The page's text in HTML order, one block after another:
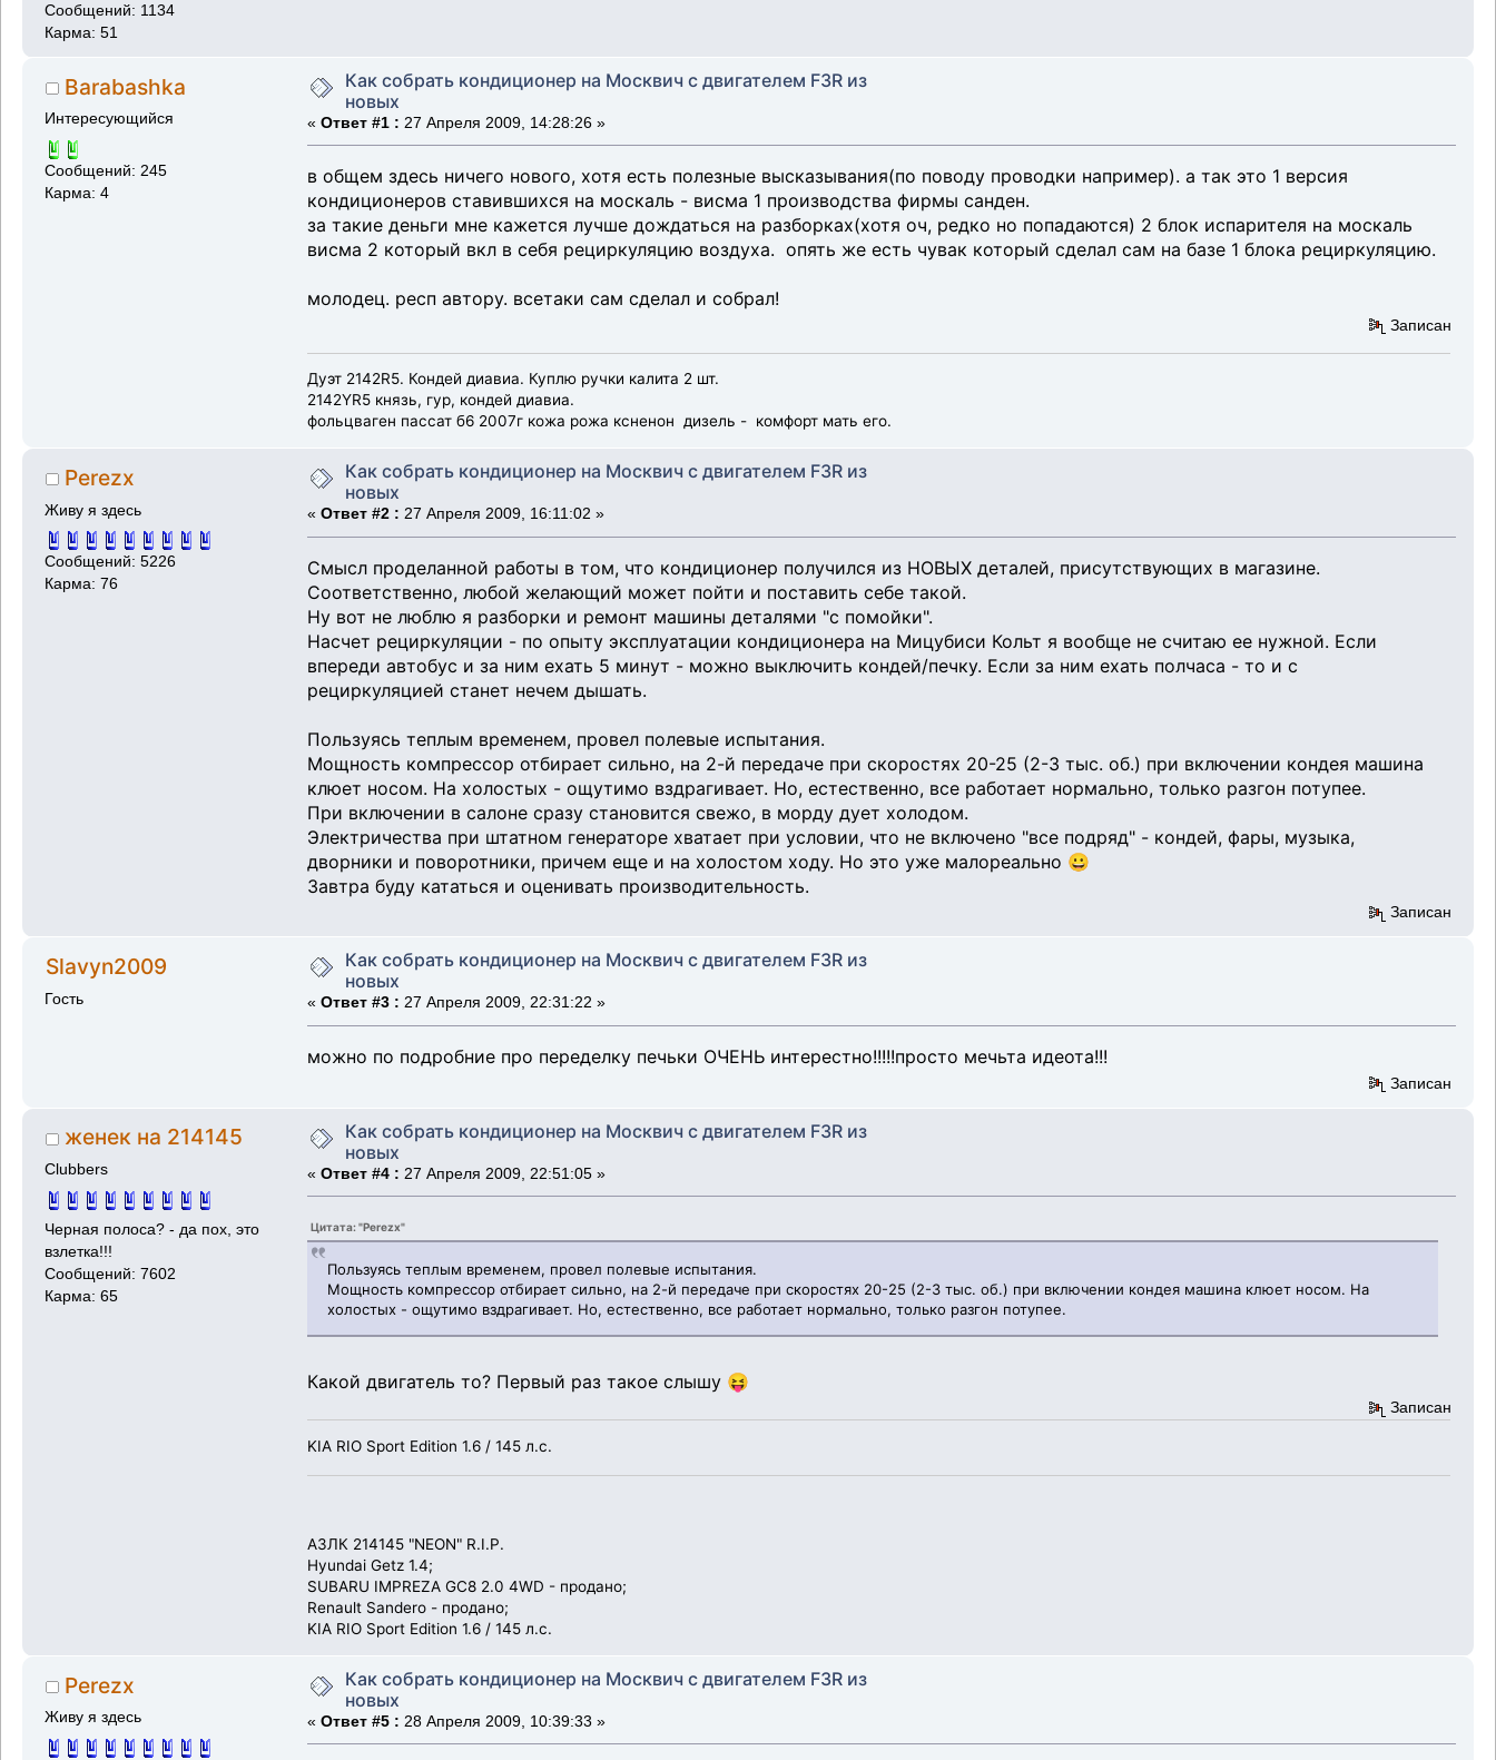
Сообщений: 1134
Карма: 51
Barabashka
Интересующийся
Сообщений: 245
Карма: 4
Как собрать кондиционер на Москвич с двигателем F3R из
новых
« Ответ #1 : 27 Апреля 2009, 14:28:26 »
в общем здесь ничего нового, хотя есть полезные высказывания(по поводу проводки например). а так это 1 версия
кондиционеров ставившихся на москаль - висма 1 производства фирмы санден.
за такие деньги мне кажется лучше дождаться на разборках(хотя оч, редко но попадаются) 2 блок испарителя на москаль
висма 2 который вкл в себя рециркуляцию воздуха. опять же есть чувак который сделал сам на базе 1 блока рециркуляцию.
молодец. респ автору. всетаки сам сделал и собрал!
Записан
Дуэт 2142R5. Кондей диавиа. Куплю ручки калита 2 шт.
2142YR5 князь, гур, кондей диавиа.
фольцваген пассат б6 2007г кожа рожа ксненон дизель - комфорт мать его.
Perezx
Живу я здесь
Сообщений: 5226
Карма: 76
Как собрать кондиционер на Москвич с двигателем F3R из
новых
« Ответ #2 : 27 Апреля 2009, 16:11:02 »
Смысл проделанной работы в том, что кондиционер получился из НОВЫХ деталей, присутствующих в магазине.
Соответственно, любой желающий может пойти и поставить себе такой.
Ну вот не люблю я разборки и ремонт машины деталями "с помойки".
Насчет рециркуляции - по опыту эксплуатации кондиционера на Мицубиси Кольт я вообще не считаю ее нужной. Если
впереди автобус и за ним ехать 5 минут - можно выключить кондей/печку. Если за ним ехать полчаса - то и с
рециркуляцией станет нечем дышать.
Пользуясь теплым временем, провел полевые испытания.
Мощность компрессор отбирает сильно, на 2-й передаче при скоростях 20-25 (2-3 тыс. об.) при включении кондея машина
клюет носом. На холостых - ощутимо вздрагивает. Но, естественно, все работает нормально, только разгон потупее.
При включении в салоне сразу становится свежо, в морду дует холодом.
Электричества при штатном генераторе хватает при условии, что не включено "все подряд" - кондей, фары, музыка,
дворники и поворотники, причем еще и на холостом ходу. Но это уже малореально 😀
Завтра буду кататься и оценивать производительность.
Записан
Slavyn2009
Гость
Как собрать кондиционер на Москвич с двигателем F3R из
новых
« Ответ #3 : 27 Апреля 2009, 22:31:22 »
можно по подробние про переделку печьки ОЧЕНЬ интерестно!!!!!просто мечьта идеота!!!
Записан
женек на 214145
Clubbers
Черная полоса? - да пох, это
взлетка!!!
Сообщений: 7602
Карма: 65
Как собрать кондиционер на Москвич с двигателем F3R из
новых
« Ответ #4 : 27 Апреля 2009, 22:51:05 »
Цитата: "Perezx"
Пользуясь теплым временем, провел полевые испытания.
Мощность компрессор отбирает сильно, на 2-й передаче при скоростях 20-25 (2-3 тыс. об.) при включении кондея машина клюет носом. На
холостых - ощутимо вздрагивает. Но, естественно, все работает нормально, только разгон потупее.
Какой двигатель то? Первый раз такое слышу 😝
Записан
KIA RIO Sport Edition 1.6 / 145 л.с.
АЗЛК 214145 "NEON" R.I.P.
Hyundai Getz 1.4;
SUBARU IMPREZA GC8 2.0 4WD - продано;
Renault Sandero - продано;
KIA RIO Sport Edition 1.6 / 145 л.с.
Perezx
Живу я здесь
Как собрать кондиционер на Москвич с двигателем F3R из
новых
« Ответ #5 : 28 Апреля 2009, 10:39:33 »